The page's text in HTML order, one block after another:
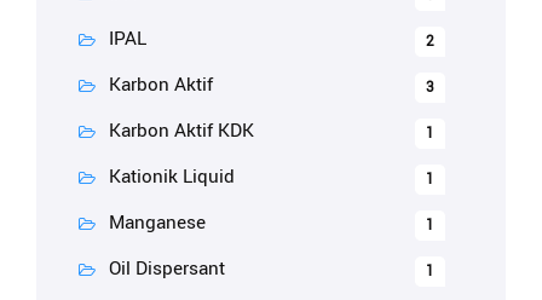
IPAL 2
Karbon Aktif 3
Karbon Aktif KDK 1
Kationik Liquid 1
Manganese 1
Oil Dispersant 1